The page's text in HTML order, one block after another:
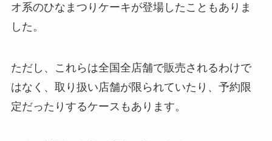
オ系のひなまつりケーキが登場したこともありま
した。
ただし、これらは全国全店舗で販売されるわけで
はなく、取り扱い店舗が限られていたり、予約限
定だったりするケースもあります。